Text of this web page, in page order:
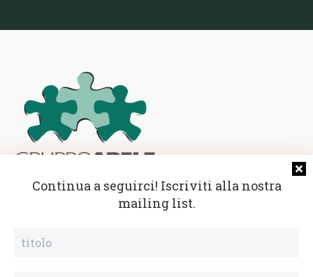
Continua a seguirci! Iscriviti alla nostra
mailing list.